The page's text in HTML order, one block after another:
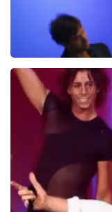
Ilse
274+